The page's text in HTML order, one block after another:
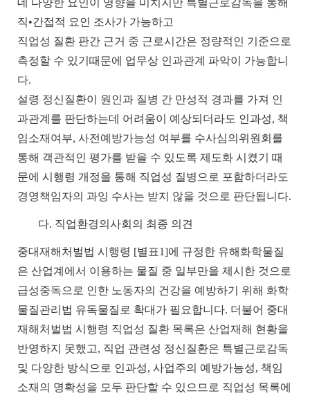
데 다양한 요인이 영향을 미치지만 특별근로감독을 통해
직•간접적 요인 조사가 가능하고
직업성 질환 판간 근거 중 근로시간은 정량적인 기준으로
측정할 수 있기때문에 업무상 인과관계 파악이 가능합니
다.
설령 정신질환이 원인과 질병 간 만성적 경과를 가져 인
과관계를 판단하는데 어려움이 예상되더라도 인과성, 책
임소재여부, 사전예방가능성 여부를 수사심의위원회를
통해 객관적인 평가를 받을 수 있도록 제도화 시켰기
때
문에 시행령 개정을 통해 직업성 질병으로 포함하더라도
경영책임자의 과잉 수사는 받지 않을 것으로 판단됩니다.
다. 직업환경의사회의 최종 의견
중대재해처벌법 시행령 [별표1]에 규정한 유해화학물질
은 산업계에서 이용하는 물질 중 일부만을 제시한 것으로
급성중독으로 인한 노동자의 건강을 예방하기 위해 화학
물질관리법 유독물질로 확대가 필요합니다. 더불어 중대
재해처벌법 시행령 직업성 질환 목록은 산업재해 현황을
반영하지
못했고, 직업 관련성 정신질환은 특별근로감독
및 다양한 방식으로 인과성, 사업주의 예방가능성, 책임
소재의 명확성을 모두 판단할 수 있으므로 직업성 목록에